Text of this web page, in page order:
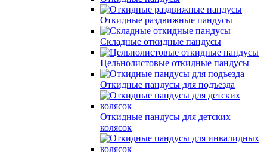
Откидные раздвижные пандусы
Складные откидные пандусы
Цельнолистовые откидные пандусы
Откидные пандусы для подъезда
Откидные пандусы для детских
колясок